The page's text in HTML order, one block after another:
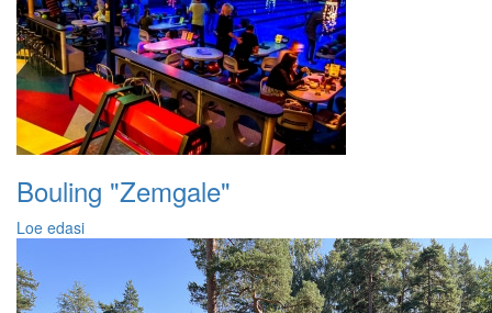
Bouling "Zemgale"
Loe edasi